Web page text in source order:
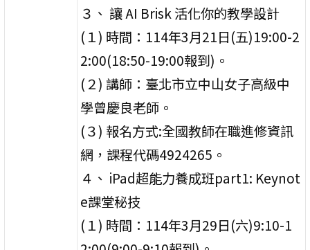
３、 讓 AI Brisk 活化你的教學設計
(１) 時間：114年3月21日(五)19:00-2
2:00(18:50-19:00報到)。
(２) 講師：臺北市立中山女子高級中
學曾慶良老師。
(３) 報名方式:全國教師在職進修資訊
網，課程代碼4924265。
４、 iPad超能力養成班part1: Keynot
e課堂秘技
(１) 時間：114年3月29日(六)9:10-1